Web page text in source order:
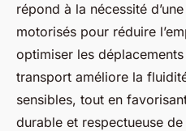
répond à la nécessité
motorisés pour réduire
optimiser les
transport améliore la
sensibles, tout en
durable et respectueuse de